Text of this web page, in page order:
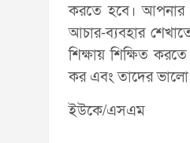
করতে হবে। আপনার
আচার-ব্যবহার
শিক্ষায় শিক্ষিত
কর এবং তাদের ভালো
ইউকে/এসএম